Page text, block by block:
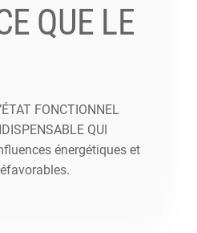
QUE LE
FONCTIONNEL
QUI
énergétiques et